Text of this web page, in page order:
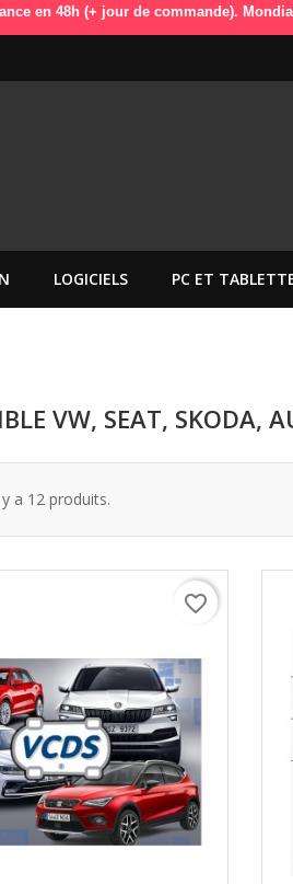
(+ jour de commande). Mondial
LOGICIELS PC ET
VW, SEAT, SKODA,
a 12 produits.
favorite_border